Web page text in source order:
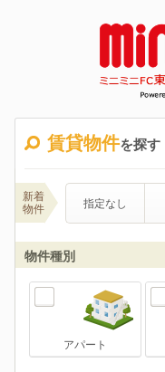
賃貸物件を探す
新着
物件
指定なし
物件種別
アパート